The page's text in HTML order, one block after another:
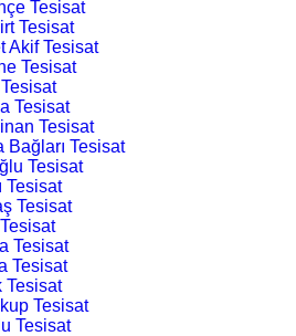
Tesisat
Tesisat
Akif Tesisat
Tesisat
Tesisat
Tesisat
Bağları Tesisat
Tesisat
Tesisat
Tesisat
Tesisat
Tesisat
Tesisat
Tesisat
Tesisat